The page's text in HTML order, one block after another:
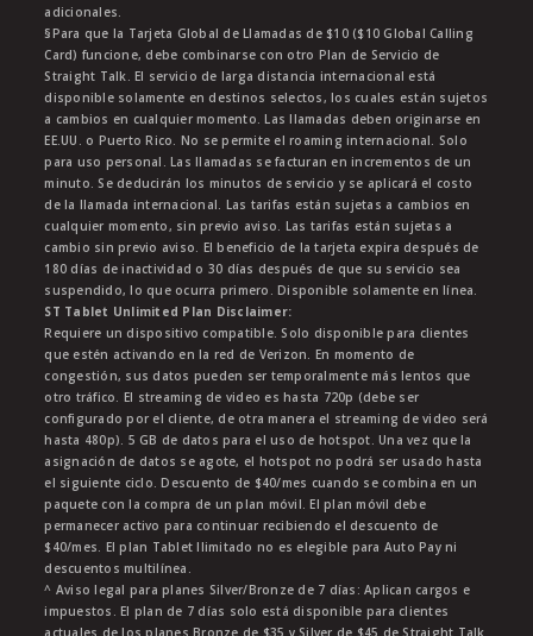
adicionales.
§Para que la Tarjeta Global de Llamadas de $10 ($10 Global Calling
Card) funcione, debe combinarse con otro Plan de Servicio de
Straight Talk. El servicio de larga distancia internacional está
disponible solamente en destinos selectos, los cuales están sujetos
a cambios en cualquier momento. Las llamadas deben originarse en
EE.UU. o Puerto Rico. No se permite el roaming internacional. Solo
para uso personal. Las llamadas se facturan en incrementos de un
minuto. Se deducirán los minutos de servicio y se aplicará el costo
de la llamada internacional. Las tarifas están sujetas a cambios en
cualquier momento, sin previo aviso. Las tarifas están sujetas a
cambio sin previo aviso. El beneficio de la tarjeta expira después de
180 días de inactividad o 30 días después de que su servicio sea
suspendido, lo que ocurra primero. Disponible solamente en línea.
ST Tablet Unlimited Plan Disclaimer:
Requiere un dispositivo compatible. Solo disponible para clientes
que estén activando en la red de Verizon. En momento de
congestión, sus datos pueden ser temporalmente más lentos que
otro tráfico. El streaming de video es hasta 720p (debe ser
configurado por el cliente, de otra manera el streaming de video será
hasta 480p). 5 GB de datos para el uso de hotspot. Una vez que la
asignación de datos se agote, el hotspot no podrá ser usado hasta
el siguiente ciclo. Descuento de $40/mes cuando se combina en un
paquete con la compra de un plan móvil. El plan móvil debe
permanecer activo para continuar recibiendo el descuento de
$40/mes. El plan Tablet Ilimitado no es elegible para Auto Pay ni
descuentos multilínea.
^ Aviso legal para planes Silver/Bronze de 7 días: Aplican cargos e
impuestos. El plan de 7 días solo está disponible para clientes
actuales de los planes Bronze de $35 y Silver de $45 de Straight Talk